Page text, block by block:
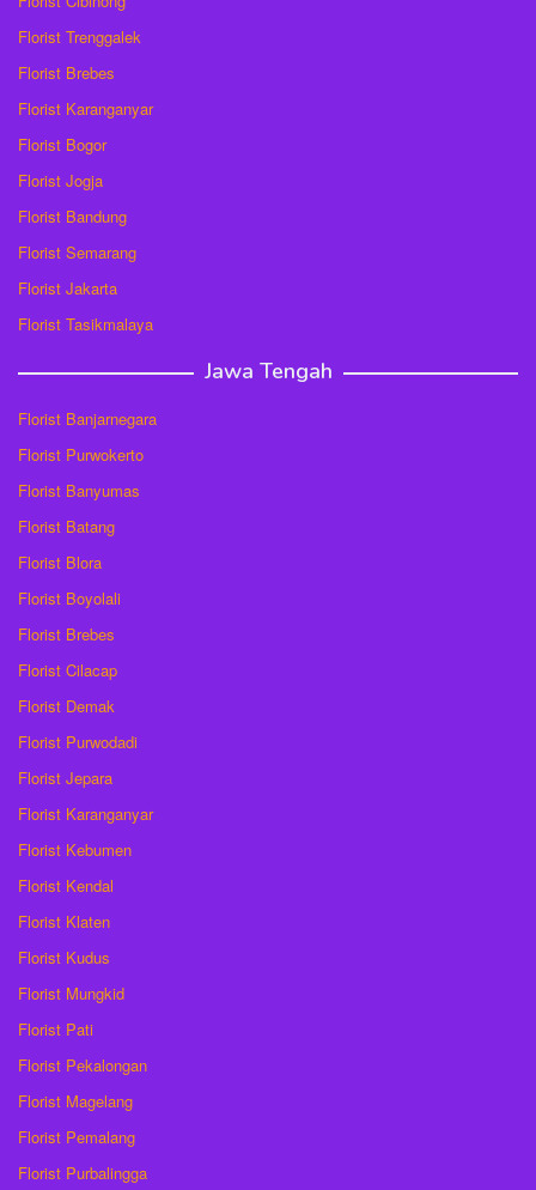
Florist Trenggalek
Florist Brebes
Florist Karanganyar
Florist Bogor
Florist Jogja
Florist Bandung
Florist Semarang
Florist Jakarta
Florist Tasikmalaya
Jawa Tengah
Florist Banjarnegara
Florist Purwokerto
Florist Banyumas
Florist Batang
Florist Blora
Florist Boyolali
Florist Brebes
Florist Cilacap
Florist Demak
Florist Purwodadi
Florist Jepara
Florist Karanganyar
Florist Kebumen
Florist Kendal
Florist Klaten
Florist Kudus
Florist Mungkid
Florist Pati
Florist Pekalongan
Florist Magelang
Florist Pemalang
Florist Purbalingga